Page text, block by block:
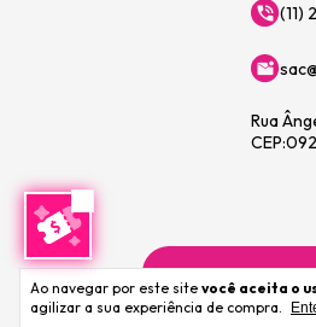
Ao navegar por este site você aceita o
agilizar a sua experiência de compra.
(11)
Rua